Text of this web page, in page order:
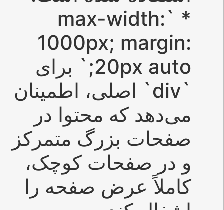
* `max-width:
1000px; margin:
20px auto;` برای
`div` اصلی، اطمینان
می‌دهد که محتوا در
صفحات بزرگ متمرکز
و در صفحات کوچک،
کاملاً عرض صفحه را